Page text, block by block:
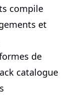
compile
et
de
catalogue